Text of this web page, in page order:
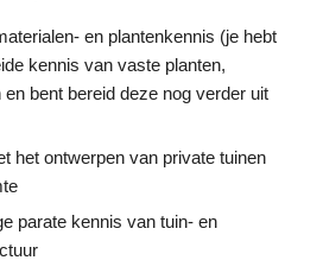
en plantenkennis (je hebt
kennis van vaste planten,
bent bereid deze nog verder uit
het ontwerpen van private tuinen
parate kennis van tuin- en